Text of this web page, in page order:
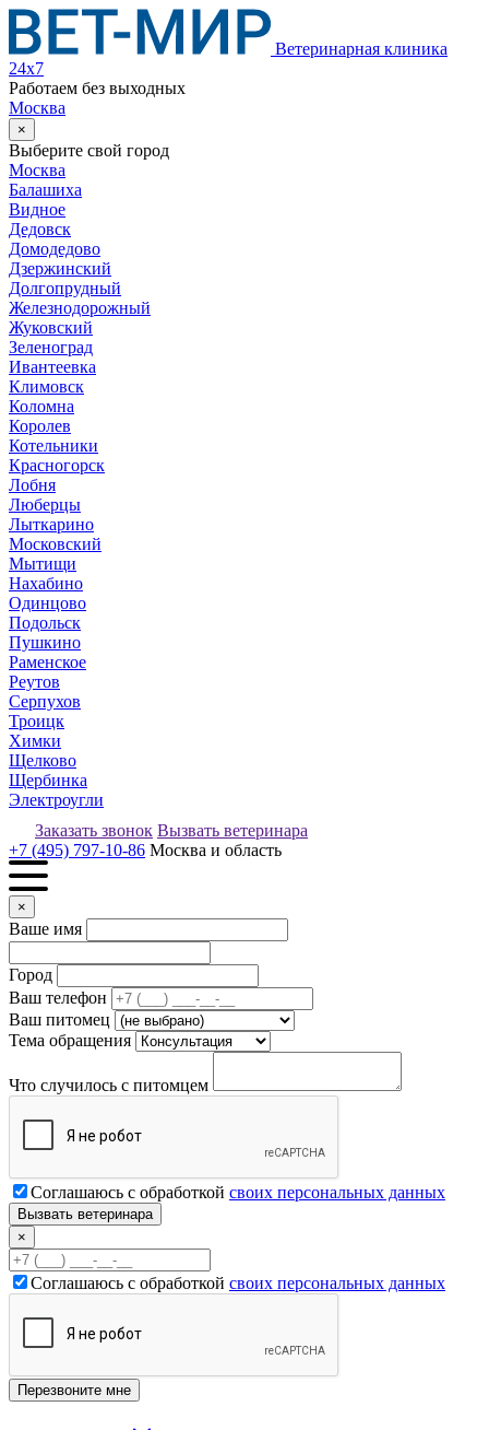
Ветеринарная клиника
24х7
Работаем без выходных
Москва
×
Выберите свой город
Москва
Балашиха
Видное
Дедовск
Домодедово
Дзержинский
Долгопрудный
Железнодорожный
Жуковский
Зеленоград
Ивантеевка
Климовск
Коломна
Королев
Котельники
Красногорск
Лобня
Люберцы
Лыткарино
Московский
Мытищи
Нахабино
Одинцово
Подольск
Пушкино
Раменское
Реутов
Серпухов
Троицк
Химки
Щелково
Щербинка
Электроугли
Заказать звонок Вызвать ветеринара
+7 (495) 797-10-86 Москва и область
×
Ваше имя
Город
Ваш телефон
Ваш питомец
Тема обращения
Что случилось с питомцем
Соглашаюсь с обработкой своих персональных данных
×
Соглашаюсь с обработкой своих персональных данных